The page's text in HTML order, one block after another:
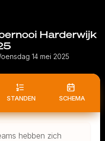
Harderwijk
14 mei 2025
STANDEN SCHEMA
hebben zich